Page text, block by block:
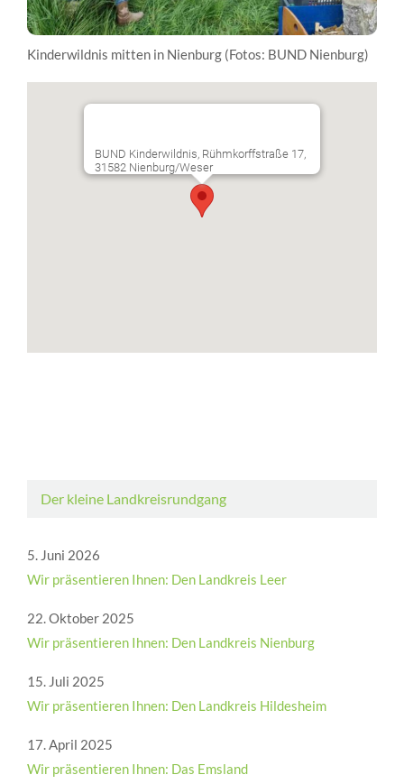
Kinderwildnis mitten in Nienburg (Fotos: BUND Nienburg)
BUND Kinderwildnis, Rühmkorffstraße 17,
31582 Nienburg/Weser
Der kleine Landkreisrundgang
5. Juni 2026
Wir präsentieren Ihnen: Den Landkreis Leer
22. Oktober 2025
Wir präsentieren Ihnen: Den Landkreis Nienburg
15. Juli 2025
Wir präsentieren Ihnen: Den Landkreis Hildesheim
17. April 2025
Wir präsentieren Ihnen: Das Emsland